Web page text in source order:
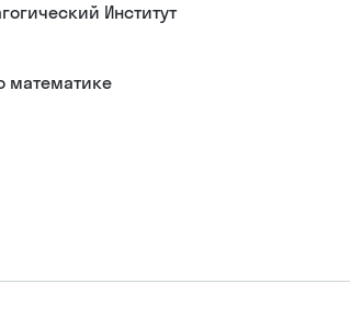
Институт
математике